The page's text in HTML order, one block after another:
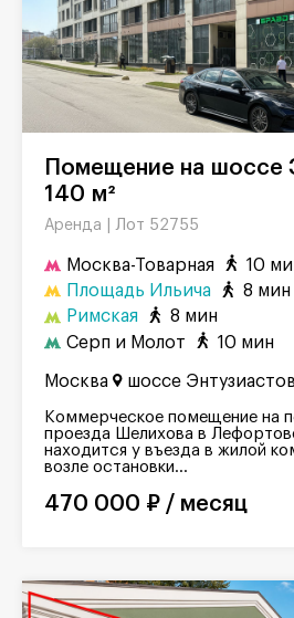
140 м²
Аренда | Лот 52755
Москва-Товарная
10
Площадь Ильича
8 мин
Римская
8 мин
Серп и Молот
10 мин
Москва шоссе
Коммерческое помещение на
проезда Шелихова в
находится у въезда в жилой
возле остановки...
470 000 ₽ / месяц